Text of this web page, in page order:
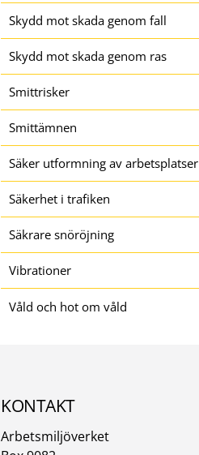
Skydd mot skada genom fall
Skydd mot skada genom ras
Smittrisker
Smittämnen
Säker utformning av arbetsplatser
Säkerhet i trafiken
Säkrare snöröjning
Vibrationer
Våld och hot om våld
KONTAKT
Arbetsmiljöverket